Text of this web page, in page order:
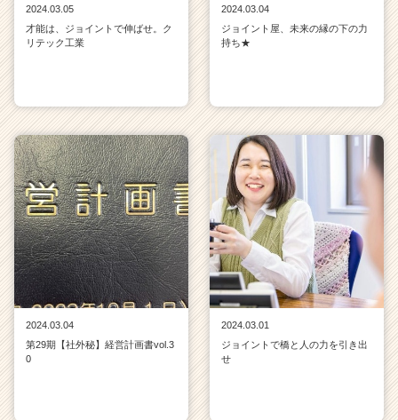
2024.03.05
才能は、ジョイントで伸ばせ。ク
リテック工業
2024.03.04
ジョイント屋、未来の縁の下の力
持ち★
2024.03.04
第29期【社外秘】経営計画書vol.3
0
2024.03.01
ジョイントで橋と人の力を引き出
せ